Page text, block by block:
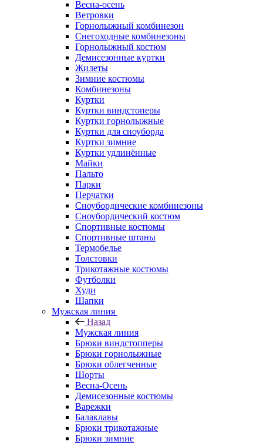
Весна-осень
Ветровки
Горнолыжный комбинезон
Снегоходные комбинезоны
Горнолыжный костюм
Демисезонные куртки
Жилеты
Зимние костюмы
Комбинезоны
Куртки
Куртки виндстоперы
Куртки горнолыжные
Куртки для сноуборда
Куртки зимние
Куртки удлинённые
Майки
Пальто
Парки
Перчатки
Сноубордические комбинезоны
Сноубордический костюм
Спортивные костюмы
Спортивные штаны
Термобелье
Толстовки
Трикотажные костюмы
Футболки
Худи
Шапки
Мужская линия
Назад
Мужская линия
Брюки виндстопперы
Брюки горнолыжные
Брюки облегченные
Шорты
Весна-Осень
Демисезонные костюмы
Варежки
Балаклавы
Брюки трикотажные
Брюки зимние